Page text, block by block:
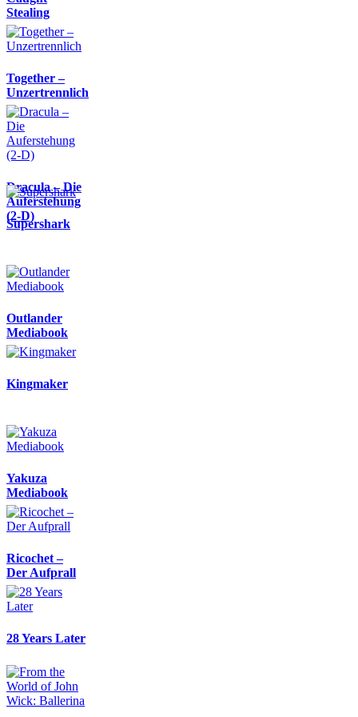
Stealing
Together –
Unzertrennlich
Dracula – Die
Auferstehung
(2-D)
Supershark
Outlander
Mediabook
Kingmaker
Yakuza
Mediabook
Ricochet –
Der Aufprall
28 Years Later